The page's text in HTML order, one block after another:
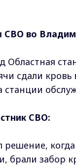
СВО во
Областная
сдали
станции
СВО:
решение,
брали забор